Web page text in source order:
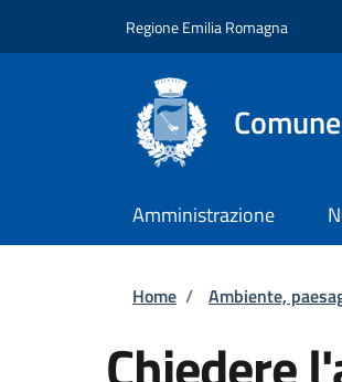
Regione Emilia Romagna
Amministrazione
Briciole di
Home / Ambiente,